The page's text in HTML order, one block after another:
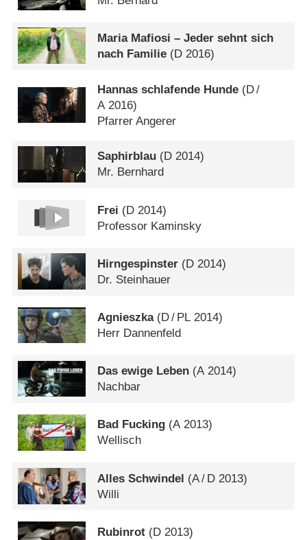
Maria Mafiosi – Jeder sehnt sich
nach Familie (D 2016)
Hannas schlafende Hunde (D/
A 2016)
Pfarrer Angerer
Saphirblau (D 2014)
Mr. Bernhard
Frei (D 2014)
Professor Kaminsky
Hirngespinster (D 2014)
Dr. Steinhauer
Agnieszka(D/ PL 2014)
Herr Dannenfeld
Das ewige Leben (A2014)
Nachbar
Bad Fucking (A2013)
Wellisch
Alles Schwindel (A/ D 2013)
Willi
Rubinrot (D 2013)